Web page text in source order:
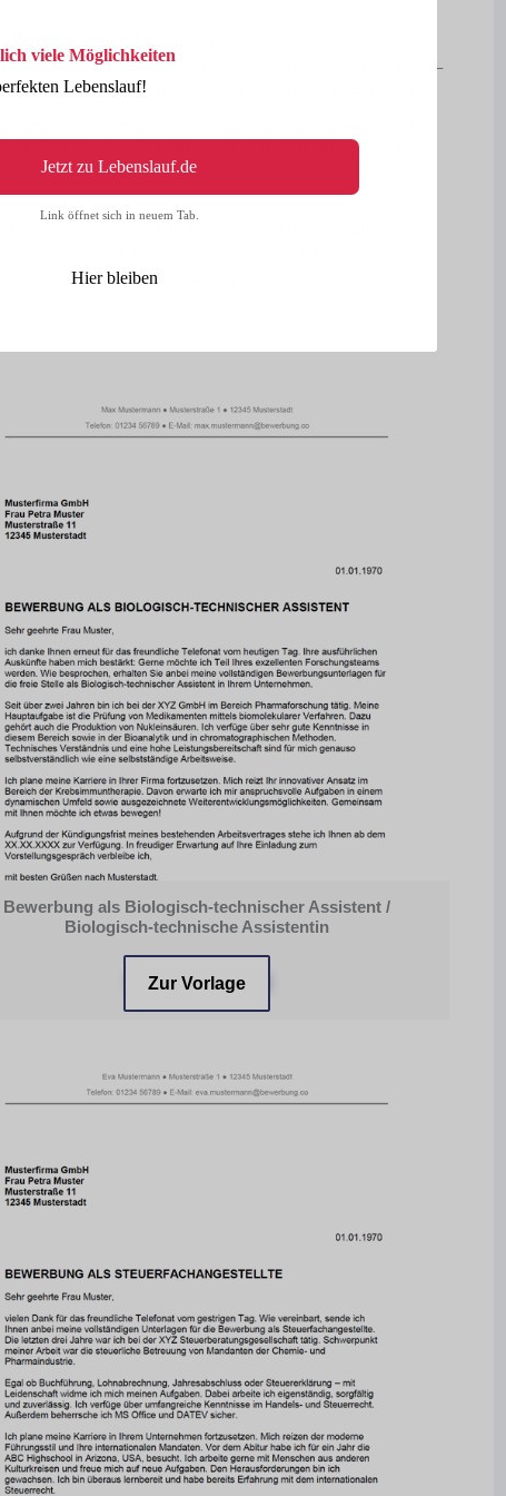
großen Anlagen, die bei Ausfall immense Kosten
geprüft werden und die Ergebnisse protokolliert werden –
ist ein Bereich, der sich im Moment rasend schnell
neueste Entwicklungen in ihrem Arbeitsbereich Bescheid
planen muss, der muss neben dem handwerklichen
Deutsch. Texte und Anweisungen müssen gut
Dafür sind ein gutes Textverständnis und ein gutes
große Rolle, zum Beispiel bei der Berechnung von
Bewerbung als Biologisch-technischer Assistent /
Biologisch-technische Assistentin
Zur Vorlage
Link öffnet sich in neuem Tab.
Hier bleiben
viele Möglichkeiten
Lebenslauf!
Jetzt zu Lebenslauf.de